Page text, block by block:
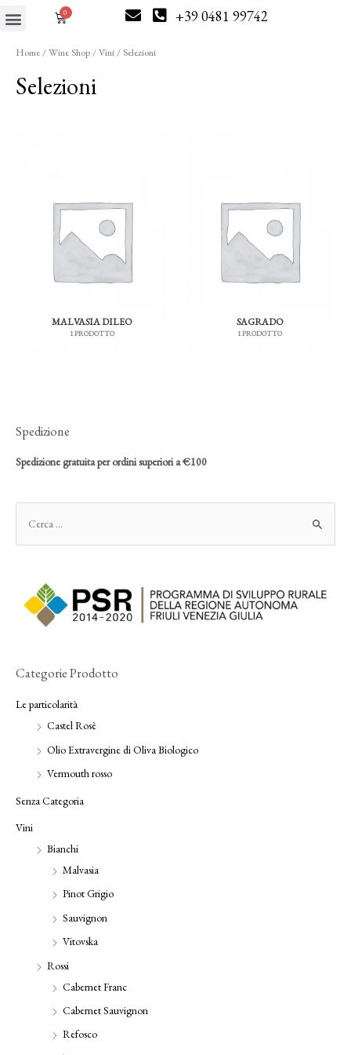
+39 0481 99742
Home /Wine Shop /Vini / Selezioni
Selezioni
MALVASIA DILEO
1 PRODOTTO
SAGRADO
1 PRODOTTO
Spedizione
Spedizione gratuita per ordini superiori a €100
Categorie Prodotto
Le particolarità
Castel Rosè
Olio Extravergine di Oliva Biologico
Vermouth rosso
Senza Categoria
Vini
Bianchi
Malvasia
Pinot Grigio
Sauvignon
Vitovska
Rossi
Cabernet Franc
Cabernet Sauvignon
Refosco